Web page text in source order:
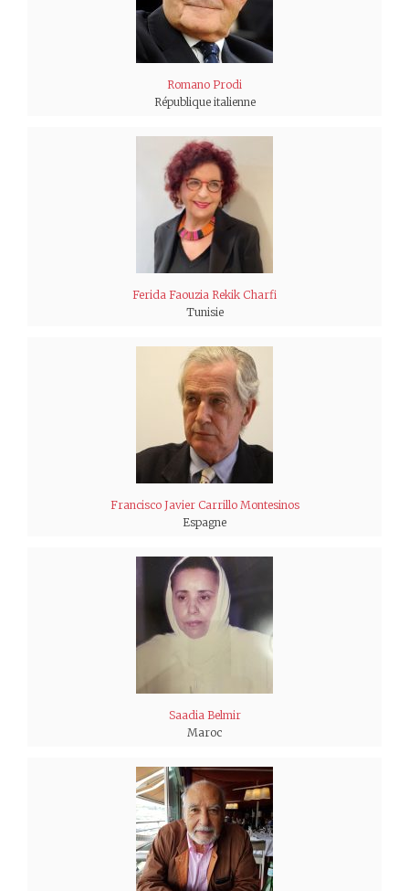
Romano Prodi
République italienne
Ferida Faouzia Rekik Charfi
Tunisie
Francisco Javier Carrillo Montesinos
Espagne
Saadia Belmir
Maroc